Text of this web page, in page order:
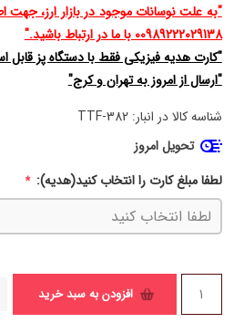
"به علت نوسانات موجود در بازار ارز،
00989222029138 با ما در ارتباط باشید."
"کارت هدیه فیزیکی فقط با دستگاه پز قابل
"ارسال از امروز به تهران و کرج"
شناسه کالا در انبار: TTF-382
تحویل امروز
لطفا مبلغ کارت را انتخاب کنید(هدیه): *
افزودن به سبد خرید